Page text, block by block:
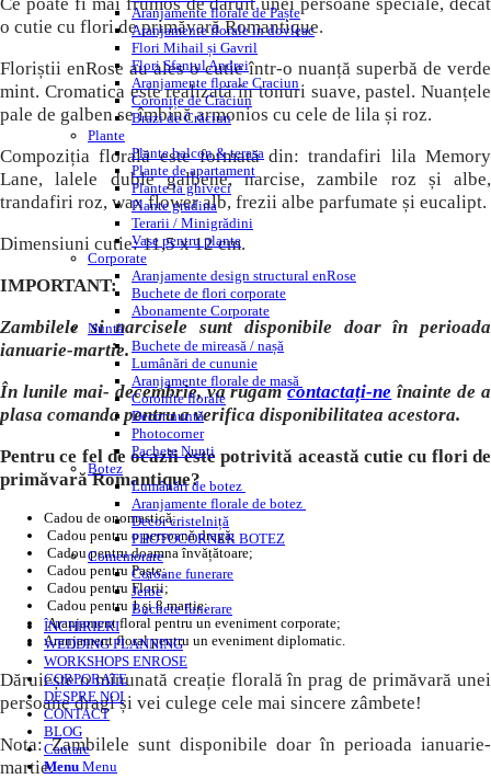
Aranjamente florale de Paște
Aranjamente florale in dovleac
Flori Mihail și Gavril
Flori Sfantul Andrei
Aranjamente florale Craciun
Coronițe de Crăciun
Brazi de Crăciun
Plante
Plante balcon & terasa
Plante de apartament
Plante la ghiveci
Plante gradina
Terarii / Minigrădini
Vase pentru plante
Corporate
Aranjamente design structural enRose
Buchete de flori corporate
Abonamente Corporate
Nuntă
Buchete de mireasă / nașă
Lumânări de cununie
Aranjamente florale de masă
Coronite florale
Decor nuntă
Photocorner
Pachete Nunți
Botez
Lumânări de botez
Aranjamente florale de botez
Decor cristelniță
PHOTOCORNER BOTEZ
Comemorare
Coroane funerare
Jerbe
Buchete funerare
ÎNCHIRIERI
WEDDING PLANNING
WORKSHOPS ENROSE
CORPORATE
DESPRE NOI
CONTACT
BLOG
Cautare
Menu Menu
o cutie cu flori de primăvară Romantique.
Floriștii enRose au ales o cutie într-o nuanță superbă de verde
mint. Cromatica este realizată în tonuri suave, pastel. Nuanțele
pale de galben se îmbină armonios cu cele de lila și roz.
Compoziția florală este formată din: trandafiri lila Memory
Lane, lalele duble galbene, narcise, zambile roz și albe,
trandafiri roz, wax flower alb, frezii albe parfumate și eucalipt.
Dimensiuni cutie: 11,5 x 12 cm.
IMPORTANT:
Zambilele si narcisele sunt disponibile doar în perioada
ianuarie-martie.
În lunile mai- decembrie, va rugamcontactați-ne înainte de a
plasa comanda pentru a verifica disponibilitatea acestora.
Pentru ce fel de ocazii este potrivită această cutie cu flori de
primăvară Romantique?
Cadou de onomastică;
Cadou pentru o persoană dragă;
Cadou pentru doamna învățătoare;
Cadou pentru Paște;
Cadou pentru Florii;
Cadou pentru 1 și 8 martie;
Aranjament floral pentru un eveniment corporate;
Aranjament floral pentru un eveniment diplomatic.
Dăruiește o minunată creație florală în prag de primăvară unei
persoane dragi și vei culege cele mai sincere zâmbete!
Nota: Zambilele sunt disponibile doar în perioada ianuarie-
martie.